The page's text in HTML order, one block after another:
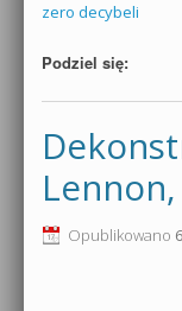
zero decybeli
Podziel się:
Opublikowano